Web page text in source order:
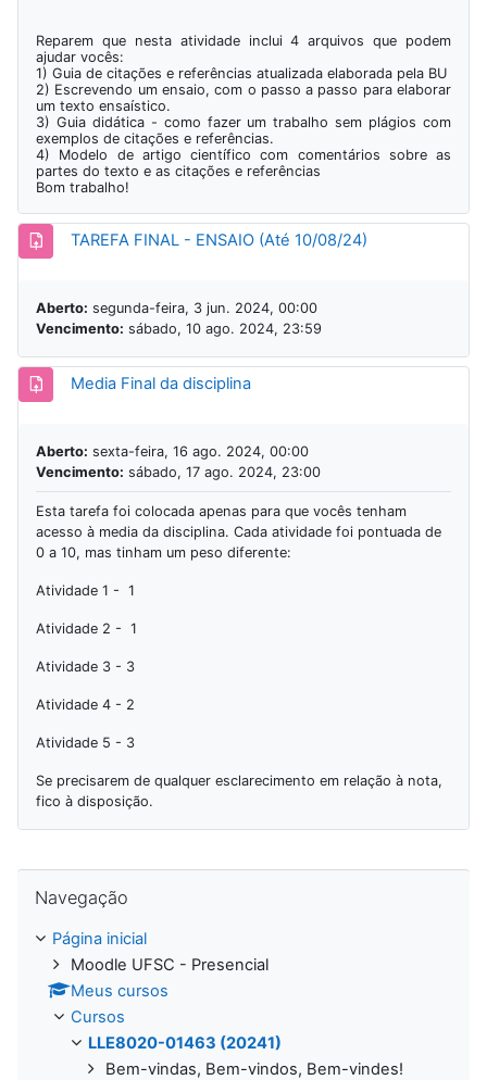
Reparem que nesta atividade inclui 4 arquivos que podem
ajudar vocês:
1) Guia de citações e referências atualizada elaborada pela BU
2) Escrevendo um ensaio, com o passo a passo para elaborar
um texto ensaístico.
3) Guia didática - como fazer um trabalho sem plágios com
exemplos de citações e referências.
4) Modelo de artigo científico com comentários sobre as
partes do texto e as citações e referências
Bom trabalho!
TAREFA FINAL - ENSAIO (Até 10/08/24)
Aberto: segunda-feira, 3 jun. 2024, 00:00
Vencimento: sábado, 10 ago. 2024, 23:59
Media Final da disciplinaTarefa
Aberto: sexta-feira, 16 ago. 2024, 00:00
Vencimento: sábado, 17 ago. 2024, 23:00
Esta tarefa foi colocada apenas para que vocês tenham
acesso à media da disciplina. Cada atividade foi pontuada de
0 a 10, mas tinham um peso diferente:
Atividade 1 - 1
Atividade 2 - 1
Atividade 3 - 3
Atividade 4 - 2
Atividade 5 - 3
Se precisarem de qualquer esclarecimento em relação à nota,
fico à disposição.
Navegação
Página inicial
Moodle UFSC - Presencial
Meus cursos
Cursos
LLE8020-01463 (20241)
Bem-vindas, Bem-vindos, Bem-vindes!